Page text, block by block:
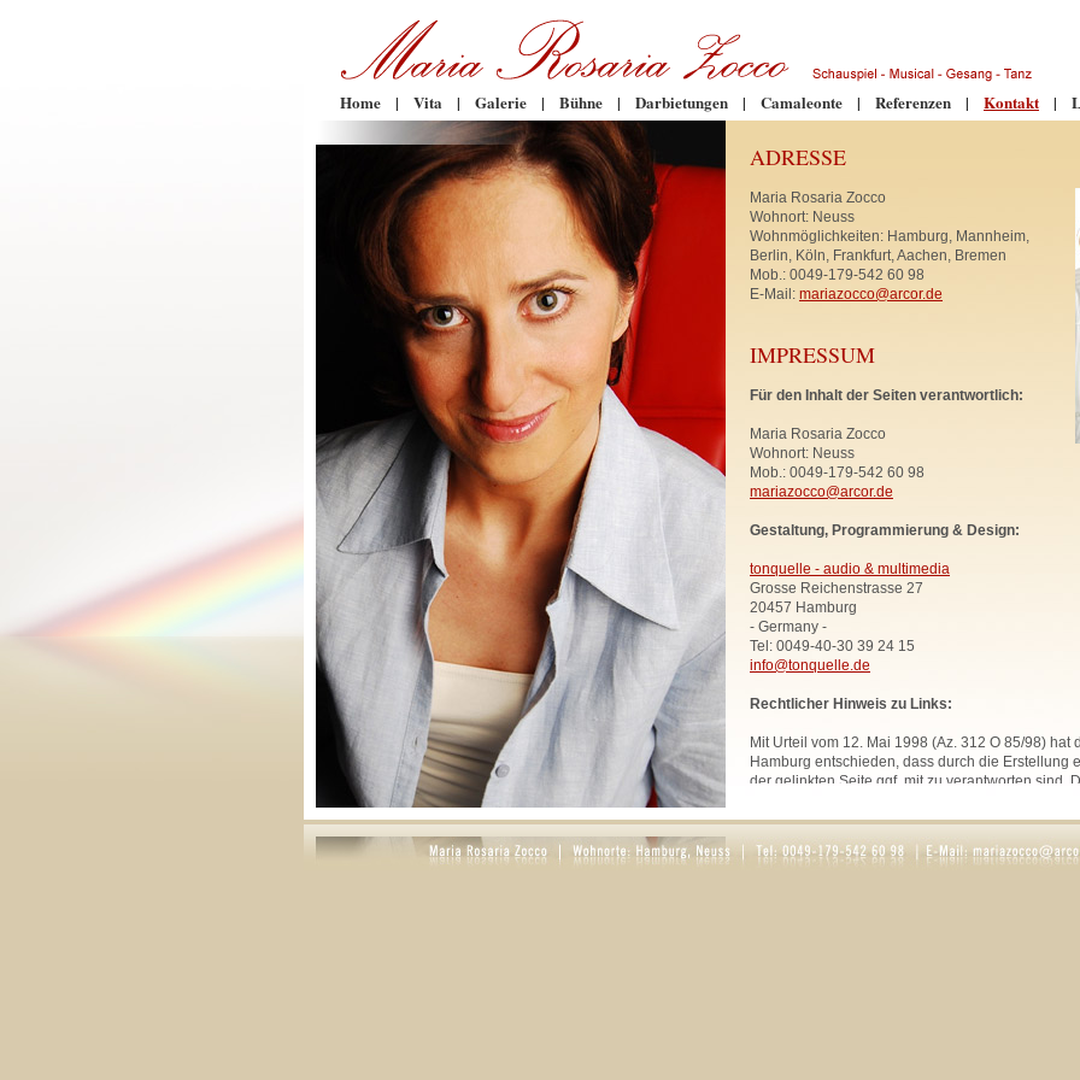
Home | Vita | Galerie | Bühne | Darbietungen | Camaleonte | Referenzen | Kontakt |
ADRESSE
Maria Rosaria Zocco
Wohnort: Neuss
Wohnmöglichkeiten: Hamburg, Mannheim,
Berlin, Köln, Frankfurt, Aachen, Bremen
Mob.: 0049-179-542 60 98
E-Mail: mariazocco@arcor.de
IMPRESSUM
Für den Inhalt der Seiten verantwortlich:
Maria Rosaria Zocco
Wohnort: Neuss
Mob.: 0049-179-542 60 98
mariazocco@arcor.de
Gestaltung, Programmierung & Design:
tonquelle - audio & multimedia
Grosse Reichenstrasse 27
20457 Hamburg
- Germany -
Tel: 0049-40-30 39 24 15
info@tonquelle.de
Rechtlicher Hinweis zu Links:
Mit Urteil vom 12. Mai 1998 (Az. 312 O 85/98) hat
Hamburg entschieden, dass durch die Erstellung
der gelinkten Seite ggf. mit zu verantworten sind.
Website. Diese Erklärung gilt für sämtliche Links
zur Zeit bestehen oder in Zukunft bestehen
Alle Bilder, Texte und Grafiken, sofern nicht